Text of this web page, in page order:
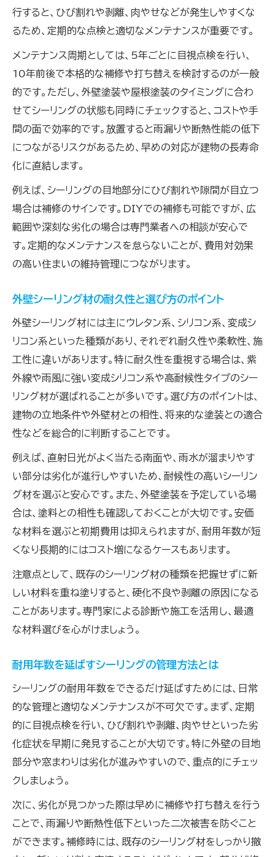
行すると、ひび割れや剥離、肉やせなどが発生しやすくな
るため、定期的な点検と適切なメンテナンスが重要です。
メンテナンス周期としては、5年ごとに目視点検を行い、
10年前後で本格的な補修や打ち替えを検討するのが一般
的です。ただし、外壁塗装や屋根塗装のタイミングに合わ
せてシーリングの状態も同時にチェックすると、コストや手
間の面で効率的です。放置すると雨漏りや断熱性能の低下
につながるリスクがあるため、早めの対応が建物の長寿命
化に直結します。
例えば、シーリングの目地部分にひび割れや隙間が目立つ
場合は補修のサインです。DIYでの補修も可能ですが、広
範囲や深刻な劣化の場合は専門業者への相談が安心で
す。定期的なメンテナンスを怠らないことが、費用対効果
の高い住まいの維持管理につながります。
外壁シーリング材の耐久性と選び方のポイント
外壁シーリング材には主にウレタン系、シリコン系、変成シ
リコン系といった種類があり、それぞれ耐久性や柔軟性、施
工性に違いがあります。特に耐久性を重視する場合は、紫
外線や雨風に強い変成シリコン系や高耐候性タイプのシー
リング材が選ばれることが多いです。選び方のポイントは、
建物の立地条件や外壁材との相性、将来的な塗装との適合
性などを総合的に判断することです。
例えば、直射日光がよく当たる南面や、雨水が溜まりやす
い部分は劣化が進行しやすいため、耐候性の高いシーリン
グ材を選ぶと安心です。また、外壁塗装を予定している場
合は、塗料との相性も確認しておくことが大切です。安価
な材料を選ぶと初期費用は抑えられますが、耐用年数が短
くなり長期的にはコスト増になるケースもあります。
注意点として、既存のシーリング材の種類を把握せずに新
しい材料を重ね塗りすると、硬化不良や剥離の原因になる
ことがあります。専門家による診断や施工を活用し、最適
な材料選びを心がけましょう。
耐用年数を延ばすシーリングの管理方法とは
シーリングの耐用年数をできるだけ延ばすためには、日常
的な管理と適切なメンテナンスが不可欠です。まず、定期
的に目視点検を行い、ひび割れや剥離、肉やせといった劣
化症状を早期に発見することが大切です。特に外壁の目地
部分や窓まわりは劣化が進みやすいので、重点的にチェッ
クしましょう。
次に、劣化が見つかった際は早めに補修や打ち替えを行う
ことで、雨漏りや断熱性低下といった二次被害を防ぐこと
ができます。補修時には、既存のシーリング材をしっかり撤